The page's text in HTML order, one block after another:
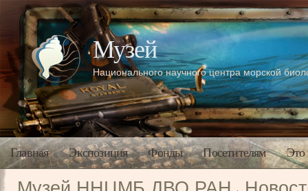
Музей
Национального научного центра морской
Главная Экспозиция Фонды Посетителям Это